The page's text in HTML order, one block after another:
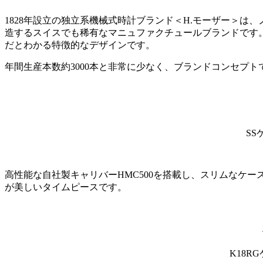
1828年設立の独立系機械式時計ブランド＜H.モーザー＞は
造するスイスでも稀有なマニュファクチュールブランドで
だとわかる特徴的なデザインです。
年間生産本数約3000本と非常に少なく、ブランドコンセプ
SS
高性能な自社製キャリバーHMC500を搭載し、スリムなケ
が美しいタイムピースです。
K18RG